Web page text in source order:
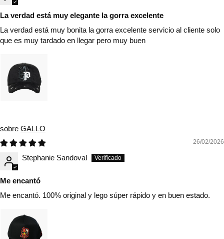
La verdad está muy elegante la gorra excelente
La verdad está muy bonita la gorra excelente servicio al cliente solo
que es muy tardado en llegar pero muy buen
GALLO
26/02/2026
Stephanie Sandoval
Me encantó
Me encantó. 100% original y lego súper rápido y en buen estado.